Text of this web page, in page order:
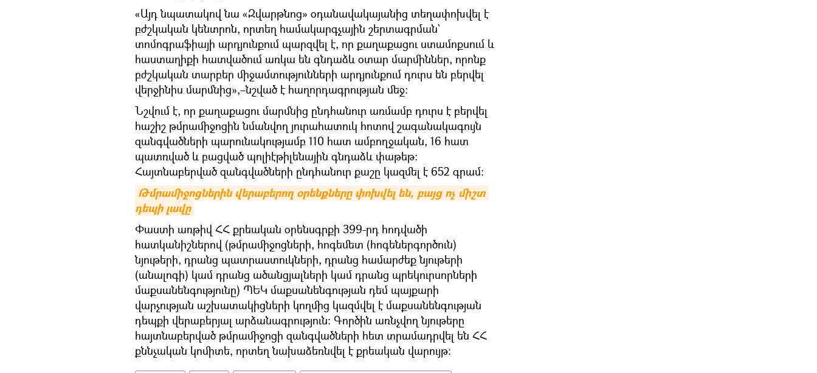
«Այդ նպատակով նա «Զվարթնոց» օդանավակայանից տեղափոխվել է
բժշկական կենտրոն, որտեղ համակարգչային շերտագրման`
տոմոգրաֆիայի արդյունքում պարզվել է, որ քաղաքացու ստամոքսում և
հաստաղիքի հատվածում առկա են գնդաձև օտար մարմիններ, որոնք
բժշկական տարբեր միջամտությունների արդյունքում դուրս են բերվել
վերջինիս մարմնից»,–նշված է հաղորդագրության մեջ:
Նշվում է, որ քաղաքացու մարմնից ընդհանուր առմամբ դուրս է բերվել
հաշիշ թմրամիջոցին նմանվող յուրահատուկ հոտով շագանակագույն
զանգվածների պարունակությամբ 110 հատ ամբողջական, 16 հատ
պատռված և բացված պոլիէթիլենային գնդաձև փաթեթ:
Հայտնաբերված զանգվածների ընդհանուր քաշը կազմել է 652 գրամ։
Թմրամիջոցներին վերաբերող օրենքները փոխվել են, բայց ոչ միշտ
դեպի լավը
Փաստի առթիվ ՀՀ քրեական օրենսգրքի 399-րդ հոդվածի
հատկանիշներով (թմրամիջոցների, հոգեմետ (հոգեներգործուն)
նյութերի, դրանց պատրաստուկների, դրանց համարժեք նյութերի
(անալոգի) կամ դրանց ածանցյալների կամ դրանց պրեկուրսորների
մաքսանենգությունը) ՊԵԿ մաքսանենգության դեմ պայքարի
վարչության աշխատակիցների կողմից կազմվել է մաքսանենգության
դեպքի վերաբերյալ արձանագրություն: Գործին առնչվող նյութերը
հայտնաբերված թմրամիջոցի զանգվածների հետ տրամադրվել են ՀՀ
քննչական կոմիտե, որտեղ նախաձեռնվել է քրեական վարույթ։